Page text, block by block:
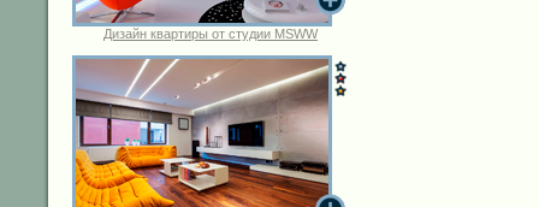
Дизайн квартиры от студии MSWW